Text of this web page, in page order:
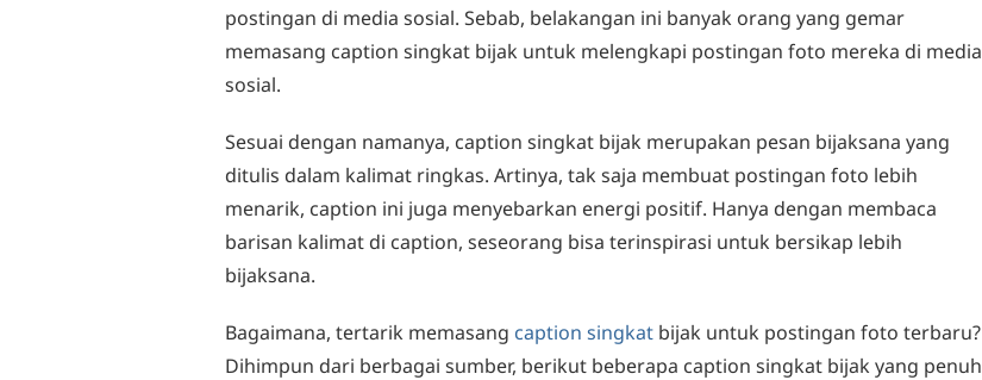
postingan di media sosial. Sebab, belakangan ini banyak orang yang gemar
memasang caption singkat bijak untuk melengkapi postingan foto mereka di media
sosial.
Sesuai dengan namanya, caption singkat bijak merupakan pesan bijaksana yang
ditulis dalam kalimat ringkas. Artinya, tak saja membuat postingan foto lebih
menarik, caption ini juga menyebarkan energi positif. Hanya dengan membaca
barisan kalimat di caption, seseorang bisa terinspirasi untuk bersikap lebih
bijaksana.
Bagaimana, tertarik memasang caption singkat bijak untuk postingan foto terbaru?
Dihimpun dari berbagai sumber, berikut beberapa caption singkat bijak yang penuh